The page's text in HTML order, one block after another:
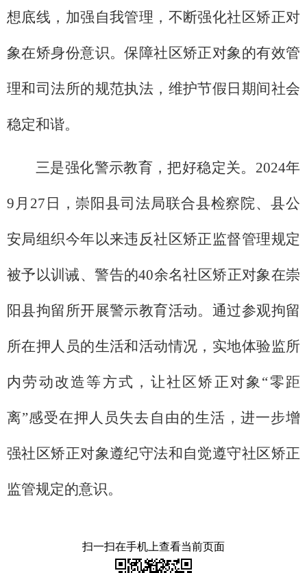
想底线，加强自我管理，不断强化社区矫正对
象在矫身份意识。保障社区矫正对象的有效管
理和司法所的规范执法，维护节假日期间社会
稳定和谐。
三是强化警示教育，把好稳定关。2024年
9月27日，崇阳县司法局联合县检察院、县公
安局组织今年以来违反社区矫正监督管理规定
被予以训诫、警告的40余名社区矫正对象在崇
阳县拘留所开展警示教育活动。通过参观拘留
所在押人员的生活和活动情况，实地体验监所
内劳动改造等方式，让社区矫正对象“零距
离”感受在押人员失去自由的生活，进一步增
强社区矫正对象遵纪守法和自觉遵守社区矫正
监管规定的意识。
扫一扫在手机上查看当前页面